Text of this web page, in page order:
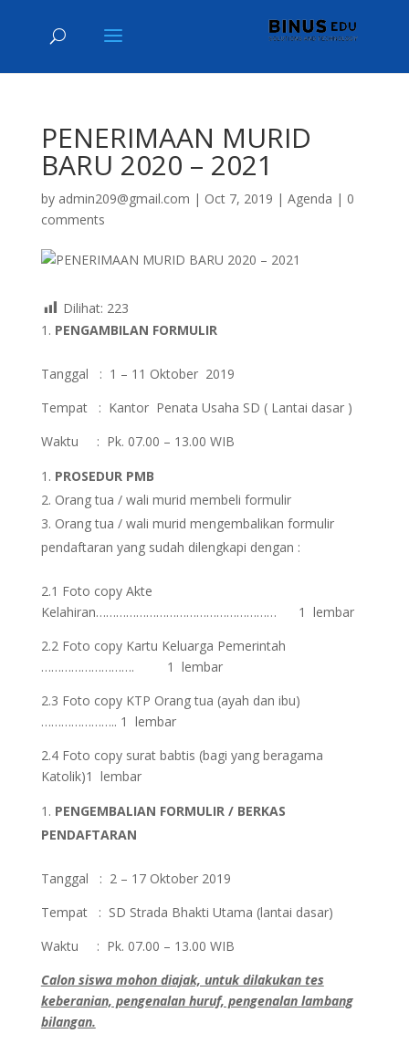
PENERIMAAN MURID
BARU 2020 – 2021
by admin209@gmail.com | Oct 7, 2019 | Agenda | 0
comments
Dilihat: 223
PENGAMBILAN FORMULIR
Tanggal : 1 – 11 Oktober 2019
Tempat : Kantor Penata Usaha SD ( Lantai dasar )
Waktu : Pk. 07.00 – 13.00 WIB
PROSEDUR PMB
Orang tua / wali murid membeli formulir
Orang tua / wali murid mengembalikan formulir
pendaftaran yang sudah dilengkapi dengan :
2.1 Foto copy Akte
Kelahiran……………………………………………… 1 lembar
2.2 Foto copy Kartu Keluarga Pemerintah
………………………. 1 lembar
2.3 Foto copy KTP Orang tua (ayah dan ibu)
………………….. 1 lembar
2.4 Foto copy surat babtis (bagi yang beragama
Katolik)1 lembar
PENGEMBALIAN FORMULIR / BERKAS
PENDAFTARAN
Tanggal : 2 – 17 Oktober 2019
Tempat : SD Strada Bhakti Utama (lantai dasar)
Waktu : Pk. 07.00 – 13.00 WIB
Calon siswa mohon diajak, untuk dilakukan tes
keberanian, pengenalan huruf, pengenalan lambang
bilangan.